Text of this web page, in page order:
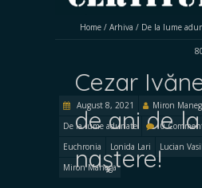
Home / Arhiva / De la lume
Cezar
de ani de la
naștere!
August 8, 2021 Miron
De la lume adunate
0
Euchronia
Lonida Lari Lucian
Miron Manega